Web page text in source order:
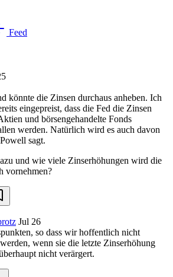
Feed
könnte die Zinsen durchaus anheben. Ich
eingepreist, dass die Fed die Zinsen
und börsengehandelte Fonds
werden. Natürlich wird es auch davon
sagt.
und wie viele Zinserhöhungen wird die
vornehmen?
Jul 26
so dass wir hoffentlich nicht
wenn sie die letzte Zinserhöhung
nicht verärgert.